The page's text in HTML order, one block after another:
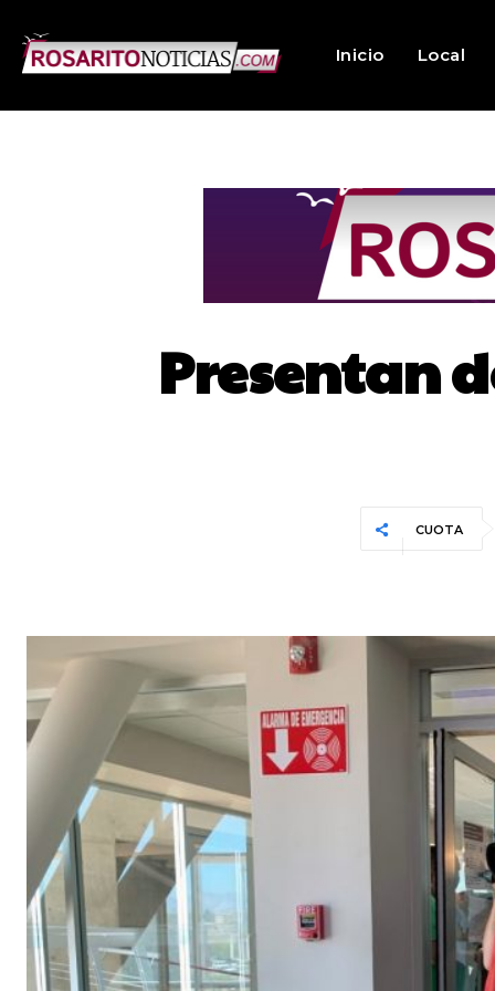
Inicio Local
Presentan
CUOTA